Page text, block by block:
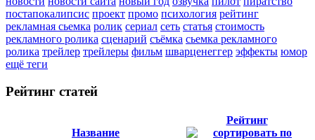
постапокалипсис проект промо психология рейтинг
рекламная сьемка ролик сериал сеть статья стоимость
рекламного ролика сценарий съёмка сьемка рекламного
ролика трейлер трейлеры фильм шварценеггер эффекты юмор
ещё теги
Рейтинг статей
Название
Рейтинг